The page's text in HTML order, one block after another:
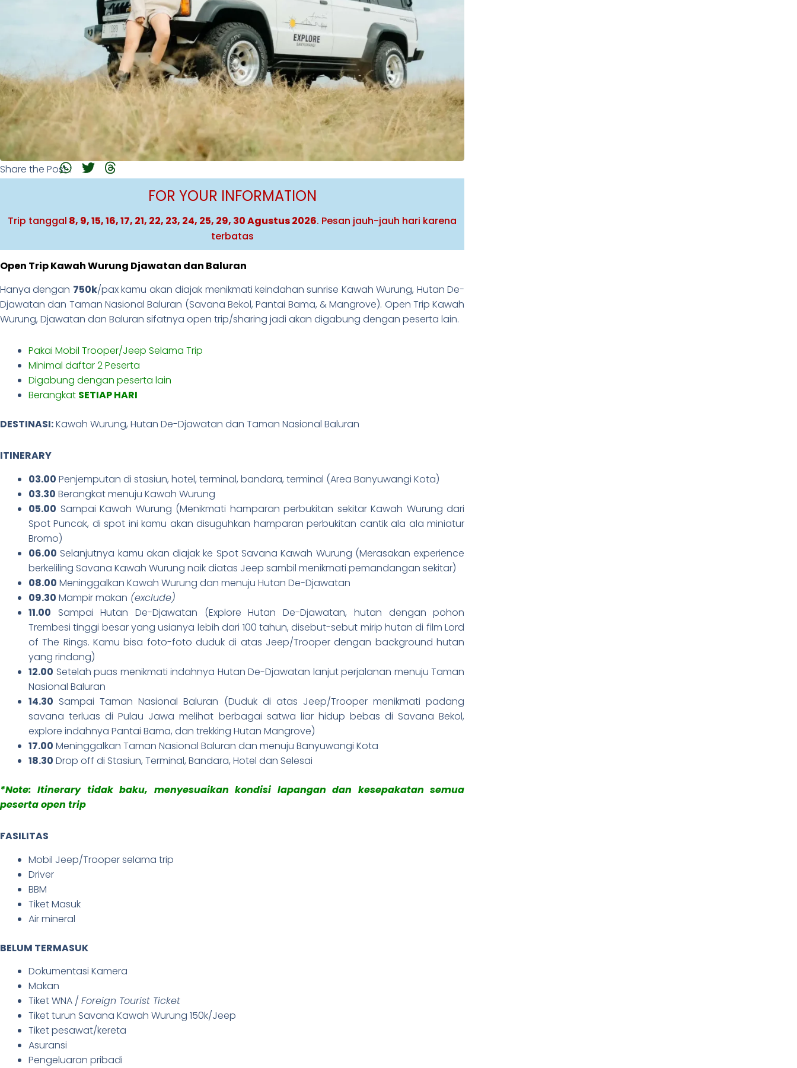
Share the Post :
FOR YOUR INFORMATION
Trip tanggal 8, 9, 15, 16, 17, 21, 22, 23, 24, 25, 29, 30 Agustus 2026. Pesan jauh-jauh hari karena
terbatas
Open Trip Kawah Wurung Djawatan dan Baluran
Hanya dengan 750k/pax kamu akan diajak menikmati keindahan sunrise Kawah Wurung, Hutan De-
Djawatan dan Taman Nasional Baluran (Savana Bekol, Pantai Bama, & Mangrove). Open Trip Kawah
Wurung, Djawatan dan Baluran sifatnya open trip/sharing jadi akan digabung dengan peserta lain.
Pakai Mobil Trooper/Jeep Selama Trip
Minimal daftar 2 Peserta
Digabung dengan peserta lain
Berangkat SETIAP HARI
DESTINASI:Kawah Wurung, Hutan De-Djawatan dan Taman Nasional Baluran
ITINERARY
03.00 Penjemputan di stasiun, hotel, terminal, bandara, terminal (Area Banyuwangi Kota)
03.30 Berangkat menuju Kawah Wurung
05.00 Sampai Kawah Wurung (Menikmati hamparan perbukitan sekitar Kawah Wurung dari
Spot Puncak, di spot ini kamu akan disuguhkan hamparan perbukitan cantik ala ala miniatur
Bromo)
06.00 Selanjutnya kamu akan diajak ke Spot Savana Kawah Wurung (Merasakan experience
berkeliling Savana Kawah Wurung naik diatas Jeep sambil menikmati pemandangan sekitar)
08.00 Meninggalkan Kawah Wurung dan menuju Hutan De-Djawatan
09.30 Mampir makan (exclude)
11.00 Sampai Hutan De-Djawatan (Explore Hutan De-Djawatan, hutan dengan pohon
Trembesi tinggi besar yang usianya lebih dari 100 tahun, disebut-sebut mirip hutan di film Lord
of The Rings. Kamu bisa foto-foto duduk di atas Jeep/Trooper dengan background hutan
yang rindang)
12.00 Setelah puas menikmati indahnya Hutan De-Djawatan lanjut perjalanan menuju Taman
Nasional Baluran
14.30 Sampai Taman Nasional Baluran (Duduk di atas Jeep/Trooper menikmati padang
savana terluas di Pulau Jawa melihat berbagai satwa liar hidup bebas di Savana Bekol,
explore indahnya Pantai Bama, dan trekking Hutan Mangrove)
17.00 Meninggalkan Taman Nasional Baluran dan menuju Banyuwangi Kota
18.30 Drop off di Stasiun, Terminal, Bandara, Hotel dan Selesai
*Note: Itinerary tidak baku, menyesuaikan kondisi lapangan dan kesepakatan semua
peserta open trip
FASILITAS
Mobil Jeep/Trooper selama trip
Driver
BBM
Tiket Masuk
Air mineral
BELUM TERMASUK
Dokumentasi Kamera
Makan
Tiket WNA / Foreign Tourist Ticket
Tiket turun Savana Kawah Wurung 150k/Jeep
Tiket pesawat/kereta
Asuransi
Pengeluaran pribadi